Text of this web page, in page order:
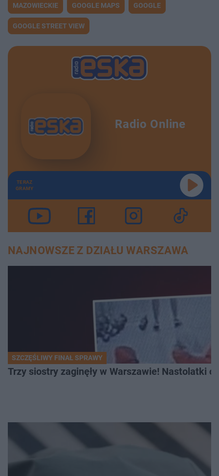
MAZOWIECKIE GOOGLE MAPS GOOGLE
GOOGLE STREET VIEW
Radio Online
TERAZ
GRAMY
NAJNOWSZE Z DZIAŁU WARSZAWA
SZCZĘŚLIWY FINAŁ SPRAWY
Trzy siostry zaginęły w Warszawie! Nastolatki